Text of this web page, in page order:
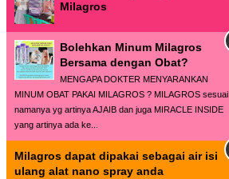
Milagros
Bolehkan Minum Milagros
Bersama dengan Obat?
MENGAPA DOKTER MENYARANKAN
MINUM OBAT PAKAI MILAGROS ? MILAGROS sesuai
namanya yg artinya AJAIB dan juga MIRACLE INSIDE
yang artinya ada ke...
Milagros dapat dipakai sebagai air isi
ulang alat nano spray anda